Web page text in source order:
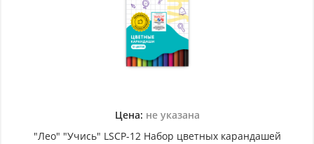
Цена: не указана
"Лео" "Учись" LSCP-12 Набор цветных карандашей